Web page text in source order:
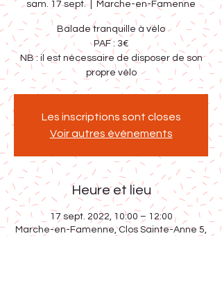
sam. 17 sept.
  |
Marche-en-Famenne
Balade tranquille à vélo
PAF : 3€
NB : il est nécessaire de disposer de son
propre vélo
Les inscriptions sont closes
Voir autres événements
Heure et lieu
17 sept. 2022, 10:00 – 12:00
Marche-en-Famenne, Clos Sainte-Anne 5,